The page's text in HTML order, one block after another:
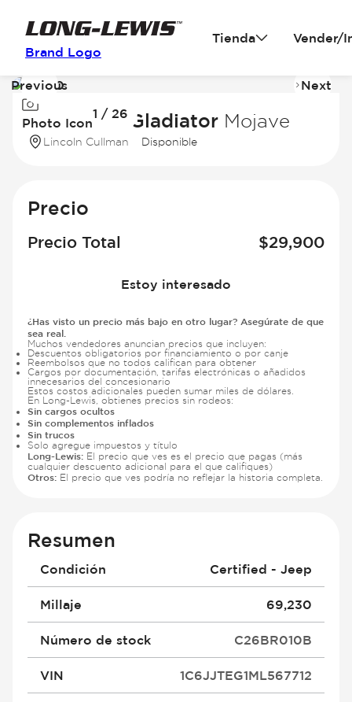
Brand Logo
Tienda Vender/
Image
of
Photo Icon
1 / 26
Previous Next
2021 Jeep Gladiator Mojave
Lincoln Cullman Disponible
Precio
Precio Total $29,900
Estoy interesado
¿Has visto un precio más bajo en otro lugar? Asegúrate de que
sea real.
Muchos vendedores anuncian precios que incluyen:
Descuentos obligatorios por financiamiento o por canje
Reembolsos que no todos califican para obtener
Cargos por documentación, tarifas electrónicas o añadidos
innecesarios del concesionario
Estos costos adicionales pueden sumar miles de dólares.
En Long-Lewis, obtienes precios sin rodeos:
Sin cargos ocultos
Sin complementos inflados
Sin trucos
Solo agregue impuestos y título
Long-Lewis: El precio que ves es el precio que pagas (más
cualquier descuento adicional para el que califiques)
Otros: El precio que ves podría no reflejar la historia completa.
Resumen
Condición Certified - Jeep
Millaje 69,230
Número de stock C26BR010B
VIN 1C6JJTEG1ML567712